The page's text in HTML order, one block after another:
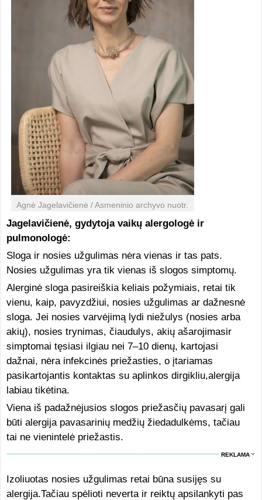
Agnė Jagelavičienė / Asmeninio archyvo nuotr.
Jagelavičienė, gydytoja vaikų alergologė ir
pulmonologė:
Sloga ir nosies užgulimas nėra vienas ir tas pats.
Nosies užgulimas yra tik vienas iš slogos simptomų.
Alerginė sloga pasireiškia keliais požymiais, retai tik
vienu, kaip, pavyzdžiui, nosies užgulimas ar dažnesnė
sloga. Jei nosies varvėjimą lydi niežulys (nosies arba
akių), nosies trynimas, čiaudulys, akių ašarojimasir
simptomai tęsiasi ilgiau nei 7–10 dienų, kartojasi
dažnai, nėra infekcinės priežasties, o įtariamas
pasikartojantis kontaktas su aplinkos dirgikliu,alergija
labiau tikėtina.
Viena iš padažnėjusios slogos priežasčių pavasarį gali
būti alergija pavasarinių medžių žiedadulkėms, tačiau
tai ne vienintelė priežastis.
REKLAMA
Izoliuotas nosies užgulimas retai būna susijęs su
alergija.Tačiau spėlioti neverta ir reiktų apsilankyti pas